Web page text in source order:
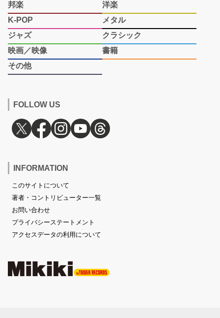
邦楽
洋楽
K-POP
メタル
ジャズ
クラシック
映画／映像
書籍
その他
FOLLOW US
INFORMATION
このサイトについて
著者・コントリビューター一覧
お問い合わせ
プライバシーステートメント
アクセスデータの利用について